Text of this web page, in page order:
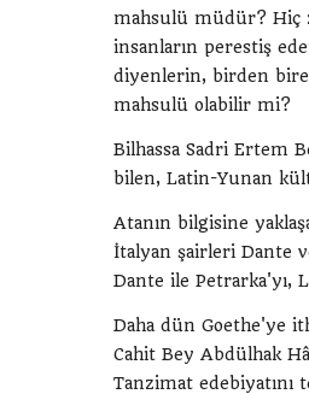
mahsulü müdür? Hiç
insanların perestiş
diyenlerin, birden bire
mahsulü olabilir mi?
Bilhassa Sadri Ertem
bilen, Latin-Yunan
Atanın bilgisine
İtalyan şairleri Dante
Dante ile Petrarka'yı,
Daha dün Goethe'ye
Cahit Bey Abdülhak
Tanzimat edebiyatını